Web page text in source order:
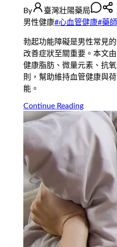
By
臺灣壯陽藥局
男性健康#心血管健康#藥
勃起功能障礙是男性常見
改善症狀至關重要。本文
健康脂肪、微量元素、抗
則，幫助維持血管健康與
能。
Continue Reading